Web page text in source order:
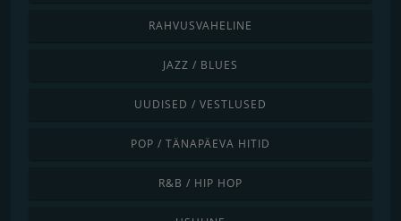
RAHVUSVAHELINE
JAZZ / BLUES
UUDISED / VESTLUSED
POP / TÄNAPÄEVA HITID
R&B / HIP HOP